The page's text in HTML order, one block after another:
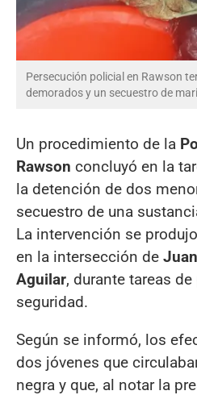
Persecución policial en Rawson
demorados y un secuestro de
Un procedimiento de la
Rawson concluyó en la
la detención de dos
secuestro de una
La intervención se
en la intersección de
Aguilar, durante tareas
seguridad.
Según se informó, los
dos jóvenes que
negra y que, al notar la